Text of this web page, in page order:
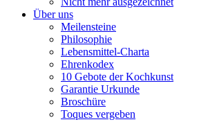
Über uns
Meilensteine
Philosophie
Lebensmittel-Charta
Ehrenkodex
10 Gebote der Kochkunst
Garantie Urkunde
Broschüre
Toques vergeben